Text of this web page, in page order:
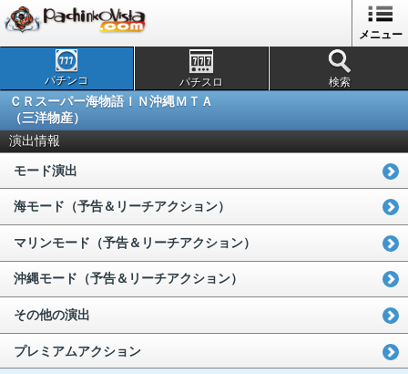
メニュー
パチンコ パチスロ 検索
ＣＲスーパー海物語ＩＮ沖縄ＭＴＡ
（三洋物産）
演出情報
モード演出
海モード（予告＆リーチアクション）
マリンモード（予告＆リーチアクション）
沖縄モード（予告＆リーチアクション）
その他の演出
プレミアムアクション